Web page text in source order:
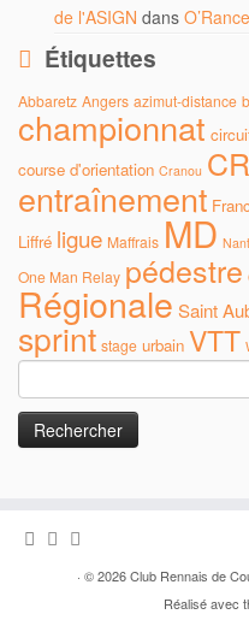
de l'ASIGN dans
Étiquettes
Abbaretz Angers azimut-distance
championnat
course d'orientation Cranou
entraînement
Liffré ligue Maffrais MD
One Man Relay pédestre
Régionale Saint
sprint stage urbain VTT
· © 2026 Club Rennais de
Réalisé avec